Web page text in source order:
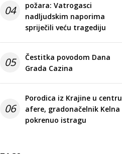
04
požara: Vatrogasci
nadljudskim naporima
spriječili veću tragediju
05
Čestitka povodom Dana
Grada Cazina
06
Porodica iz Krajine u centru
afere, gradonačelnik Kelna
pokrenuo istragu